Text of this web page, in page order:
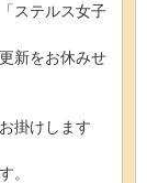
ステルス女子
新をお休みせ
掛けします
。